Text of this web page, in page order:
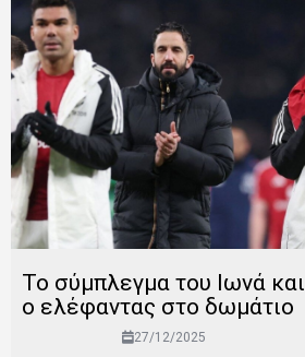
Το σύμπλεγμα του Ιωνά και
ο ελέφαντας στο δωμάτιο
27/12/2025